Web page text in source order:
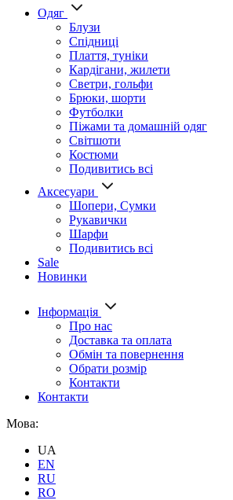
Одяг
Блузи
Спідниці
Плаття, туніки
Кардігани, жилети
Светри, гольфи
Брюки, шорти
Футболки
Піжами та домашній одяг
Світшоти
Костюми
Подивитись всі
Аксесуари
Шопери, Сумки
Рукавички
Шарфи
Подивитись всі
Sale
Новинки
Інформація
Про нас
Доставка та оплата
Обмін та повернення
Обрати розмір
Контакти
Контакти
Мова:
UA
EN
RU
RO